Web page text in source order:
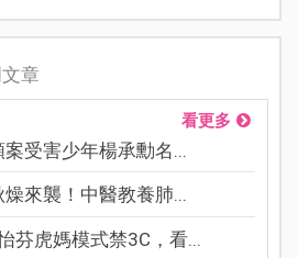
章
看更多
受害少年楊承勳名...
燥來襲！中醫教養肺...
芬虎媽模式禁3C，看...